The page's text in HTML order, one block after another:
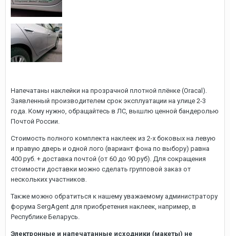
Напечатаны наклейки на прозрачной плотной плёнке (Oracal).
Заявленный производителем срок эксплуатации на улице 2-3
года. Кому нужно, обращайтесь в ЛС, вышлю ценной бандеролью
Почтой России.
Стоимость полного комплекта наклеек из 2-х боковых на левую
и правую дверь и одной лого (вариант фона по выбору) равна
400 руб. + доставка почтой (от 60 до 90 руб). Для сокращения
стоимости доставки можно сделать групповой заказ от
нескольких участников.
Также можно обратиться к нашему уважаемому администратору
форума SergAgent для приобретения наклеек, например, в
Республике Беларусь.
Электронные и напечатанные исходники (макеты) не